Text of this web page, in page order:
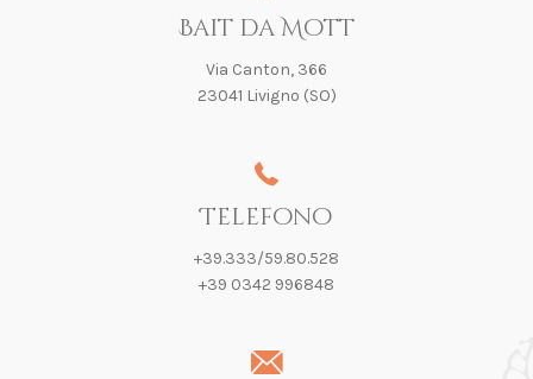
Bait da Mott
Via Canton, 366
23041 Livigno (SO)
Telefono
+39.333/59.80.528
+39 0342 996848